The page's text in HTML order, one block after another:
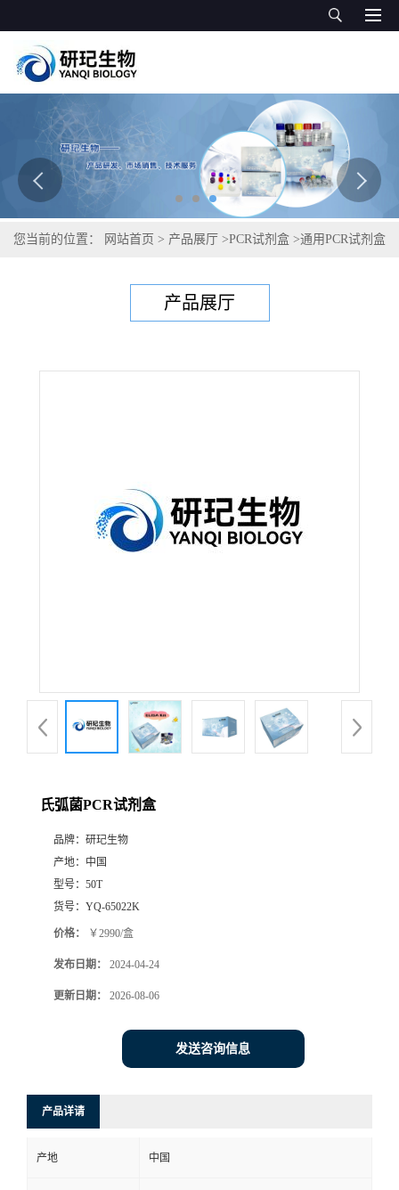
您当前的位置： 网站首页 > 产品展厅 >PCR试剂盒 >通用PCR试剂盒
产品展厅
氏弧菌PCR试剂盒
品牌： 研玘生物
产地： 中国
型号： 50T
货号： YQ-65022K
价格： ￥2990/盒
发布日期： 2024-04-24
更新日期： 2026-08-06
发送咨询信息
产品详请
产地 中国